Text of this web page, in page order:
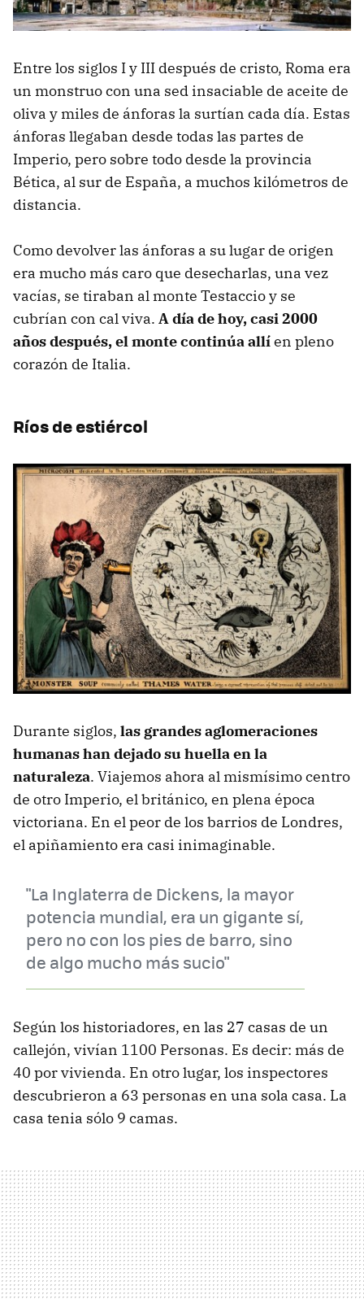
Entre los siglos I y III después de cristo, Roma era
un monstruo con una sed insaciable de aceite de
oliva y miles de ánforas la surtían cada día. Estas
ánforas llegaban desde todas las partes de
Imperio, pero sobre todo desde la provincia
Bética, al sur de España, a muchos kilómetros de
distancia.
Como devolver las ánforas a su lugar de origen
era mucho más caro que desecharlas, una vez
vacías, se tiraban al monte Testaccio y se
cubrían con cal viva. A día de hoy, casi 2000
años después, el monte continúa allíen pleno
corazón de Italia.
Ríos de estiércol
Durante siglos, las grandes aglomeraciones
humanas han dejado su huella en la
naturaleza. Viajemos ahora al mismísimo centro
de otro Imperio, el británico, en plena época
victoriana. En el peor de los barrios de Londres,
el apiñamiento era casi inimaginable.
"La Inglaterra de Dickens, la mayor
potencia mundial, era un gigante sí,
pero no con los pies de barro, sino
de algo mucho más sucio"
Según los historiadores, en las 27 casas de un
callejón, vivían 1100 Personas. Es decir: más de
40 por vivienda. En otro lugar, los inspectores
descubrieron a 63 personas en una sola casa. La
casa tenia sólo 9 camas.